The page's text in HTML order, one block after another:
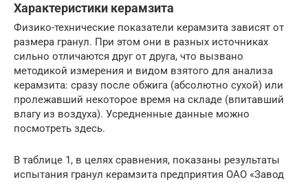
Характеристики керамзита
Физико-технические показатели керамзита зависят от
размера гранул. При этом они в разных источниках
сильно отличаются друг от друга, что вызвано
методикой измерения и видом взятого для анализа
керамзита: сразу после обжига (абсолютно сухой) или
пролежавший некоторое время на складе (впитавший
влагу из воздуха). Усредненные данные можно
посмотреть здесь.
В таблице 1, в целях сравнения, показаны результаты
испытания гранул керамзита предприятия ОАО «Завод